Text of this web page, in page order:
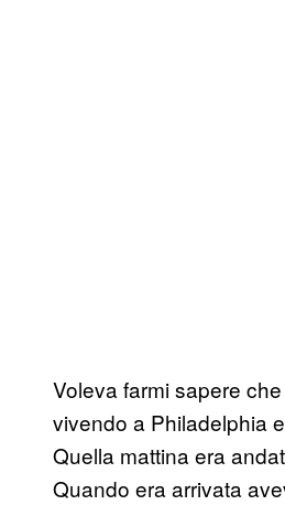
Voleva farmi sapere
vivendo a Philadelphia
Quella mattina era
Quando era arrivata